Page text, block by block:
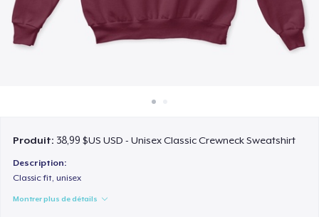
Produit: 38,99 $US USD - Unisex Classic Crewneck Sweatshirt
Description:
Classic fit, unisex
Montrer plus de détails